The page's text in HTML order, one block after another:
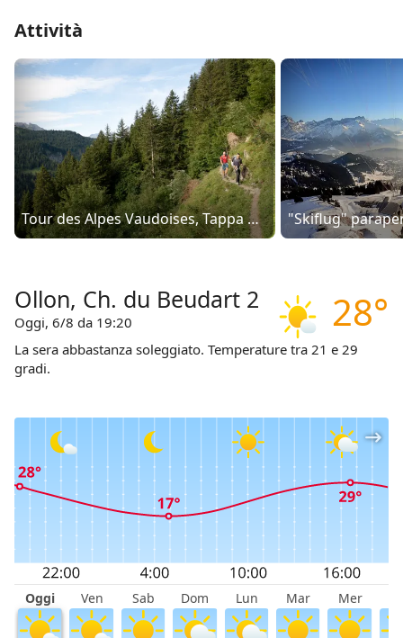
Attività
Tour des Alpes Vaudoises, Tappa 7/8
28°
Ollon, Ch. du Beudart 2
Oggi, 6/8 da 19:20
La sera abbastanza soleggiato. Temperature tra 21 e 29
gradi.
Oggi Ven Sab Dom Lun Mar Mer